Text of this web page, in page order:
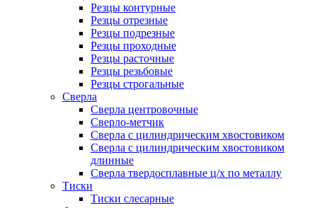
Резцы контурные
Резцы отрезные
Резцы подрезные
Резцы проходные
Резцы расточные
Резцы резьбовые
Резцы строгальные
Сверла
Сверла центровочные
Сверло-метчик
Сверла с цилиндрическим хвостовиком
Сверла с цилиндрическим хвостовиком
длинные
Сверла твердосплавные ц/х по металлу
Тиски
Тиски слесарные